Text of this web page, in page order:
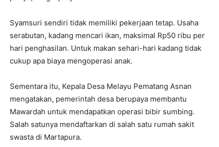
Syamsuri sendiri tidak memiliki pekerjaan tetap. Usaha
serabutan, kadang mencari ikan, maksimal Rp50 ribu per
hari penghasilan. Untuk makan sehari-hari kadang tidak
cukup apa biaya mengoperasi anak.
Sementara itu, Kepala Desa Melayu Pematang Asnan
mengatakan, pemerintah desa berupaya membantu
Mawardah untuk mendapatkan operasi bibir sumbing.
Salah satunya mendaftarkan di salah satu rumah sakit
swasta di Martapura.